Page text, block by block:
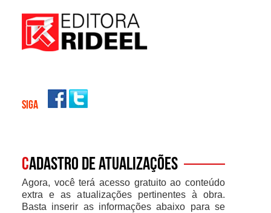
SIGA
Cadastro de atualizações
Agora, você terá acesso gratuito ao conteúdo
extra e as atualizações pertinentes à obra.
Basta inserir as informações abaixo para se